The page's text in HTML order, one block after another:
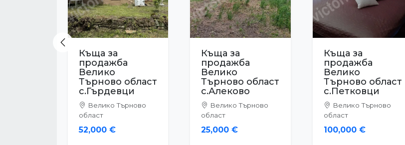
Къща за
продажба
Велико
Търново област
с.Шемшево
Велико Търново
област
65,000 €
Къща за
продажба
Велико
Търново област
гр.Дебелец
Велико Търново
област
124,000 €
Къща за
продажба
Велико
Търново област
с.Куцина
Велико Търново
област
37,324 €
Previous